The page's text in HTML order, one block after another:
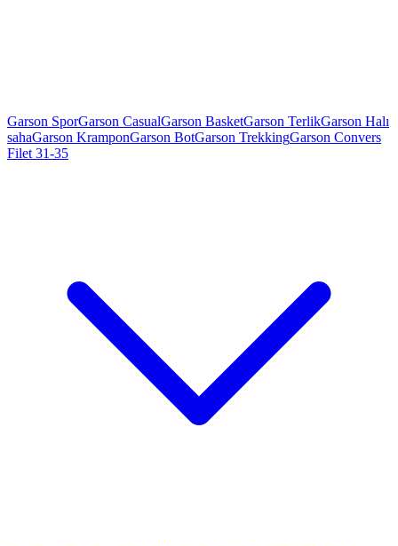
Garson SporGarson CasualGarson BasketGarson TerlikGarson Halı
sahaGarson KramponGarson BotGarson TrekkingGarson Convers
Filet 31-35